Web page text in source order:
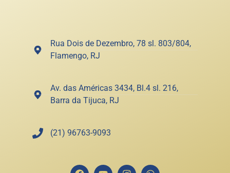
Rua Dois de Dezembro, 78 sl. 803/804,
Flamengo, RJ
Av. das Américas 3434, Bl.4 sl. 216,
Barra da Tijuca, RJ
(21) 96763-9093